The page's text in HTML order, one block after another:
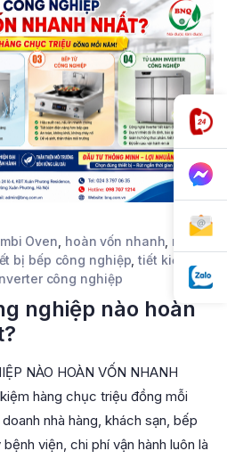
Oven hoàn vốn nhanh máy
bị bếp công nghiệp ,tiết kiệm
công nghiệp
nghiệp nào hoàn
NÀO HOÀN VỐN NHANH
hàng chục triệu đồng mỗi
nhà hàng, khách sạn, bếp
viện, chi phí vận hành luôn là